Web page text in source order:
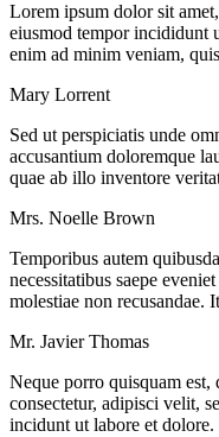
Lorem ipsum dolor sit
eiusmod tempor incididunt
enim ad minim veniam,
Mary Lorrent
Sed ut perspiciatis unde
accusantium doloremque
quae ab illo inventore
Mrs. Noelle Brown
Temporibus autem
necessitatibus saepe
molestiae non recusandae.
Mr. Javier Thomas
Neque porro quisquam
consectetur, adipisci velit,
incidunt ut labore et dolore.